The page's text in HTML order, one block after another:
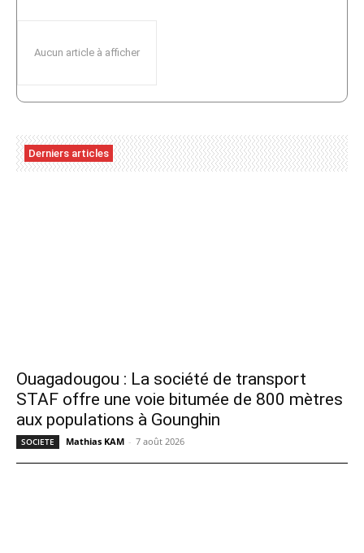
Aucun article à afficher
Derniers articles
Ouagadougou : La société de transport
STAF offre une voie bitumée de 800 mètres
aux populations à Gounghin
SOCIETE Mathias KAM - 7 août 2026